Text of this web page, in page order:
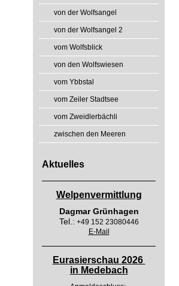
von der Wolfsangel
von der Wolfsangel 2
vom Wolfsblick
von den Wolfswiesen
vom Ybbstal
vom Zeiler Stadtsee
vom Zweidlerbächli
zwischen den Meeren
Aktuelles
Welpenvermittlung
Dagmar Grünhagen
Tel.: +49 152 23080446
E-Mail
Eurasierschau 2026
in Medebach